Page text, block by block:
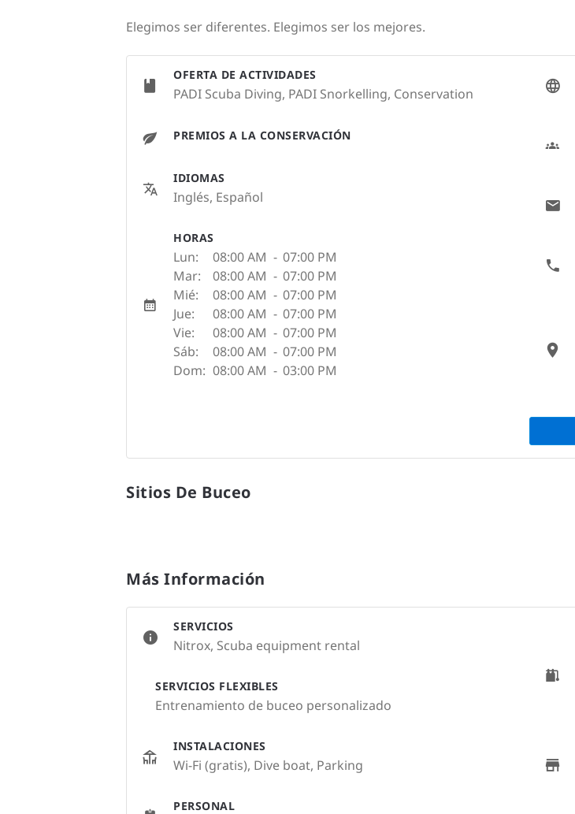
Elegimos ser diferentes. Elegimos ser los mejores.
OFERTA DE ACTIVIDADES
PADI Scuba Diving, PADI Snorkelling, Conservation
PREMIOS A LA CONSERVACIÓN
IDIOMAS
Inglés, Español
HORAS
Lun: 08:00 AM - 07:00 PM
Mar:
08:00 AM - 07:00 PM
Mié:
08:00 AM - 07:00 PM
Jue:
08:00 AM - 07:00 PM
Vie:
08:00 AM - 07:00 PM
Sáb:
08:00 AM - 07:00 PM
Dom: 08:00 AM - 03:00 PM
Sitios De Buceo
Más Información
SERVICIOS
Nitrox, Scuba equipment rental
SERVICIOS FLEXIBLES
Entrenamiento de buceo personalizado
INSTALACIONES
Wi-Fi (gratis), Dive boat, Parking
PERSONAL